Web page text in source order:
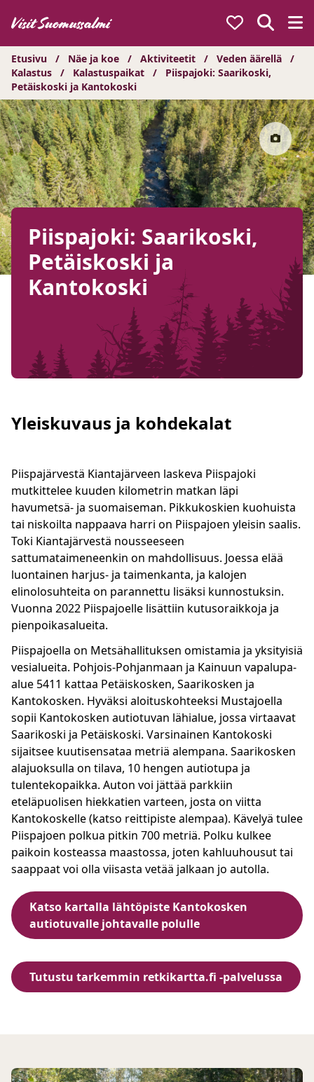
sisältöön
Etusivu / Näe ja koe / Aktiviteetit / Veden äärellä
/
Kalastus
/ Kalastuspaikat /
Piispajoki: Saarikoski,
Petäiskoski ja Kantokoski
Piispajoki: Saarikoski,
Petäiskoski ja
Kantokoski
Yleiskuvaus ja kohdekalat
Piispajärvestä Kiantajärveen laskeva Piispajoki
mutkittelee kuuden kilometrin matkan läpi
havumetsä- ja suomaiseman. Pikkukoskien kuohuista
tai niskoilta nappaava harri on Piispajoen yleisin saalis.
Toki Kiantajärvestä nousseeseen
sattumataimeneenkin on mahdollisuus. Joessa elää
luontainen harjus- ja taimenkanta, ja kalojen
elinolosuhteita on parannettu lisäksi kunnostuksin.
Vuonna 2022 Piispajoelle lisättiin kutusoraikkoja ja
pienpoikasalueita.
Piispajoella on Metsähallituksen omistamia ja yksityisiä
vesialueita. Pohjois-Pohjanmaan ja Kainuun vapalupa-
alue 5411 kattaa Petäiskosken, Saarikosken ja
Kantokosken. Hyväksi aloituskohteeksi Mustajoella
sopii Kantokosken autiotuvan lähialue, jossa virtaavat
Saarikoski ja Petäiskoski. Varsinainen Kantokoski
sijaitsee kuutisensataa metriä alempana. Saarikosken
alajuoksulla on tilava, 10 hengen autiotupa ja
tulentekopaikka. Auton voi jättää parkkiin
eteläpuolisen hiekkatien varteen, josta on viitta
Kantokoskelle (katso reittipiste alempaa). Kävelyä tulee
Piispajoen polkua pitkin 700 metriä. Polku kulkee
paikoin kosteassa maastossa, joten kahluuhousut tai
saappaat voi olla viisasta vetää jalkaan jo autolla.
Katso kartalla lähtöpiste Kantokosken
autiotuvalle johtavalle polulle
Tutustu tarkemmin retkikartta.fi -palvelussa